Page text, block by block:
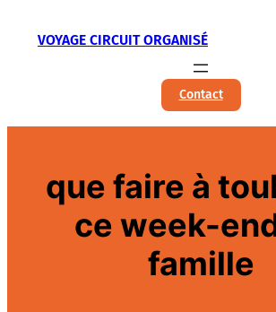
VOYAGE CIRCUIT ORGANISÉ
Contact
que faire à
ce week-
famille